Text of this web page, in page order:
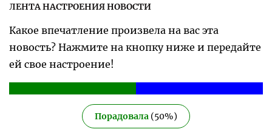
ЛЕНТА НАСТРОЕНИЯ НОВОСТИ
Какое впечатление произвела на вас эта
новость? Нажмите на кнопку ниже и передайте
ей свое настроение!
Порадовала (50%)